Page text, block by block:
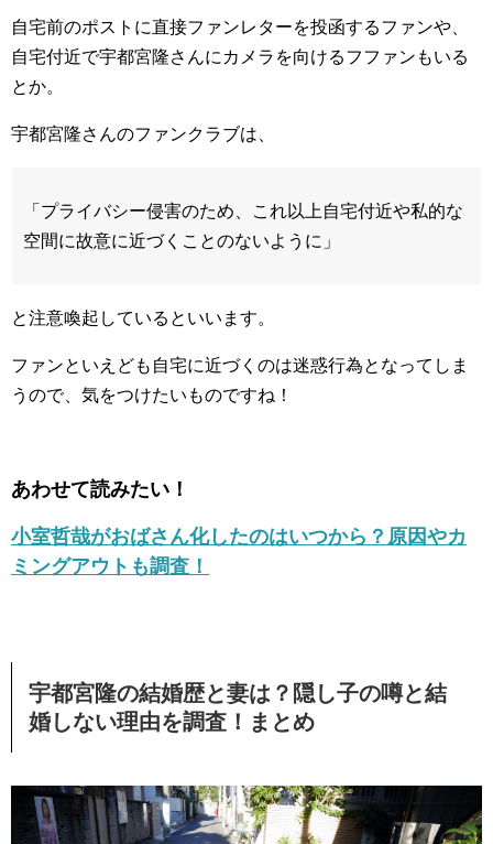
自宅前のポストに直接ファンレターを投函するファンや、
自宅付近で宇都宮隆さんにカメラを向けるフファンもいる
とか。
宇都宮隆さんのファンクラブは、
「プライバシー侵害のため、これ以上自宅付近や私的な
空間に故意に近づくことのないように」
と注意喚起しているといいます。
ファンといえども自宅に近づくのは迷惑行為となってしま
うので、気をつけたいものですね！
あわせて読みたい！
小室哲哉がおばさん化したのはいつから？原因やカ
ミングアウトも調査！
宇都宮隆の結婚歴と妻は？隠し子の噂と結
婚しない理由を調査！まとめ